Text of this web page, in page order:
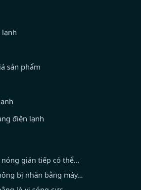
sản phẩm
điện lạnh
nóng gián tiếp có thể…
bị nhăn bằng máy…